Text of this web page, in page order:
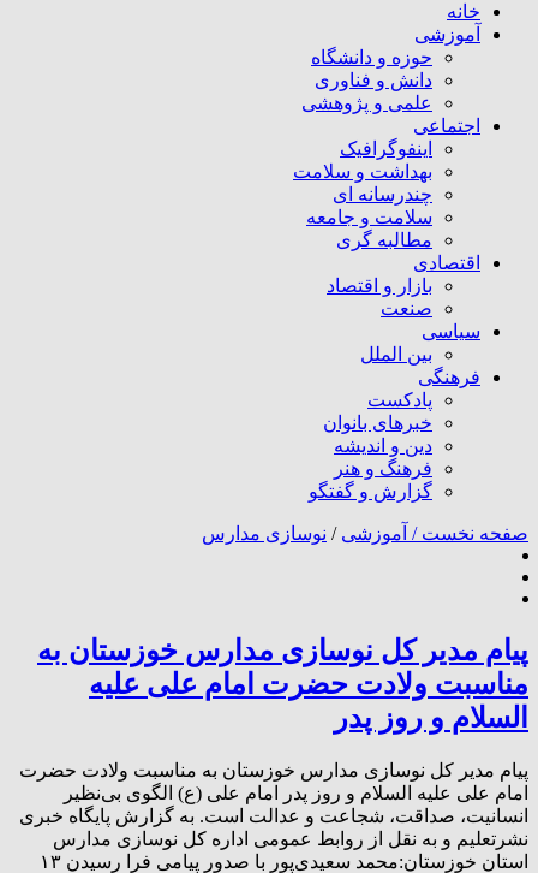
خانه
آموزشی
حوزه و دانشگاه
دانش و فناوری
علمی و پژوهشی
اجتماعی
اینفوگرافیک
بهداشت و سلامت
چندرسانه ای
سلامت و جامعه
مطالبه گری
اقتصادی
بازار و اقتصاد
صنعت
سیاسی
بین الملل
فرهنگی
پادکست
خبرهای بانوان
دین و اندیشه
فرهنگ و هنر
گزارش و گفتگو
صفحه نخست / آموزشی / نوسازی مدارس
پیام مدیر کل نوسازی مدارس خوزستان به
مناسبت ولادت حضرت امام علی علیه
السلام و روز پدر
پیام مدیر کل نوسازی مدارس خوزستان به مناسبت ولادت حضرت
امام علی علیه السلام و روز پدر امام علی (ع) الگوی بی‌نظیر
انسانیت، صداقت، شجاعت و عدالت است. به گزارش پایگاه خبری
نشرتعلیم و به نقل از روابط عمومی اداره کل نوسازی مدارس
استان خوزستان:محمد سعیدی‌پور با صدور پیامی فرا رسیدن ۱۳